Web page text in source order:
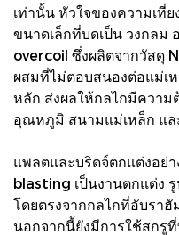
เท่านั้น หัวใจของความเที่
ขนาดเล็กที่บดเป็น วงกลม
overcoil ซึ่งผลิตจากวัสดุ
ผสมที่ไม่ตอบสนองต่อแม่เ
หลัก ส่งผลให้กลไกมีความ
อุณหภูมิ สนามแม่เหล็ก แล
แพลตและบริดจ์ตกแต่งอย่
blasting เป็นงานตกแต่ง
โดยตรงจากกลไกที่อับราฮั
นอกจากนี้ยังมีการใช้สกรู